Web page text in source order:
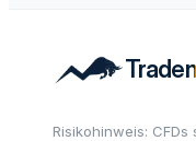
Risikohinweis: